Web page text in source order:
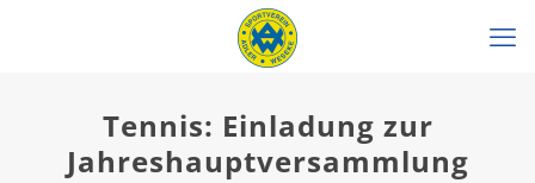
Tennis: Einladung zur
Jahreshauptversammlung